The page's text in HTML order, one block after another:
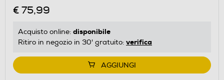
€ 75,99
Acquisto online: disponibile
Ritiro in negozio in 30' gratuito: verifica
AGGIUNGI